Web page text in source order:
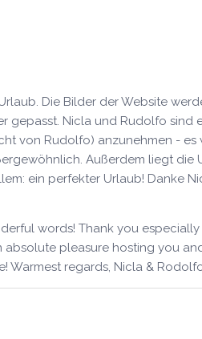
Die Bilder der Website
Nicla und Rudolfo sind
von Rudolfo) anzunehmen - es
Außerdem liegt
ein perfekter Urlaub! Danke
words! Thank you
pleasure hosting you
Warmest regards, Nicla &